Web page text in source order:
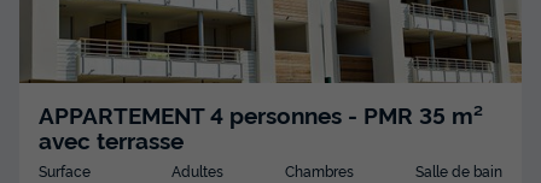
APPARTEMENT 4 personnes - PMR 35 m²
avec terrasse
Surface Adultes Chambres Salle de bain